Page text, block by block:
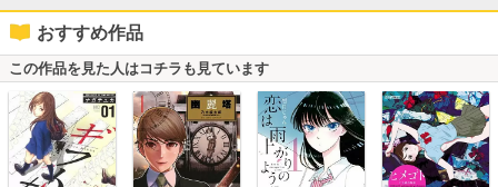
おすすめ作品
この作品を見た人はコチラも見ています